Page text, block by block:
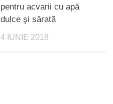
pentru acvarii cu apă
dulce şi sărată
4 IUNIE 2018